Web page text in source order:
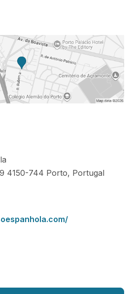
4150-744 Porto, Portugal